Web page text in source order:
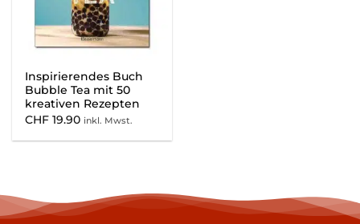
Inspirierendes Buch
Bubble Tea mit 50
kreativen Rezepten
CHF 19.90 inkl. Mwst.